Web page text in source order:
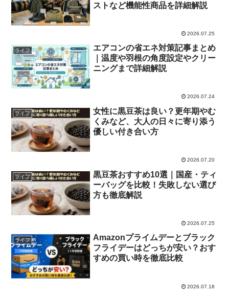
ストなど機能性商品を詳細解説
2026.07.25
ライフ
エアコンの省エネ対策記事まとめ
｜温度や羽根の角度設定やクリー
ニングまで詳細解説
2026.07.24
ライフ
女性に黒豆茶は良い？更年期やむ
くみなど、大人の日々に寄り添う
優しい付き合い方
2026.07.20
ライフ
黒豆茶おすすめ10選｜国産・ティ
ーバッグを比較！失敗しない選び
方も徹底解説
2026.07.25
ライフ
Amazonプライムデーとブラック
フライデーはどっちが安い？おす
すめの買い時を徹底比較
2026.07.18